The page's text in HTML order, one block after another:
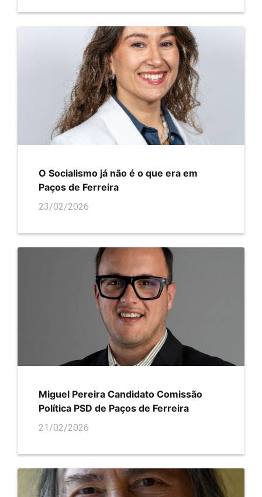
O Socialismo já não é o que era em
Paços de Ferreira
23/02/2026
Miguel Pereira Candidato Comissão
Política PSD de Paços de Ferreira
21/02/2026